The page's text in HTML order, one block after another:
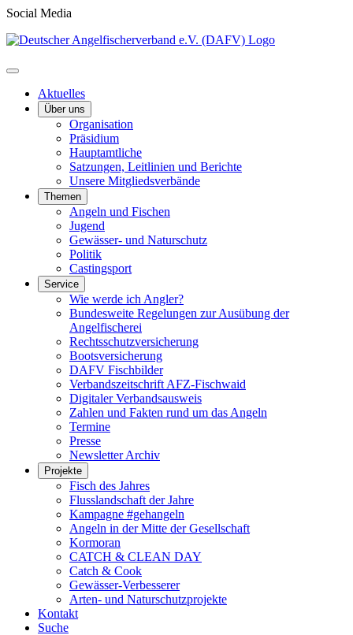
Social Media
Aktuelles
Über uns
Organisation
Präsidium
Hauptamtliche
Satzungen, Leitlinien und Berichte
Unsere Mitgliedsverbände
Themen
Angeln und Fischen
Jugend
Gewässer- und Naturschutz
Politik
Castingsport
Service
Wie werde ich Angler?
Bundesweite Regelungen zur Ausübung der
Angelfischerei
Rechtsschutzversicherung
Bootsversicherung
DAFV Fischbilder
Verbandszeitschrift AFZ-Fischwaid
Digitaler Verbandsausweis
Zahlen und Fakten rund um das Angeln
Termine
Presse
Newsletter Archiv
Projekte
Fisch des Jahres
Flusslandschaft der Jahre
Kampagne #gehangeln
Angeln in der Mitte der Gesellschaft
Kormoran
CATCH & CLEAN DAY
Catch & Cook
Gewässer-Verbesserer
Arten- und Naturschutzprojekte
Kontakt
Suche